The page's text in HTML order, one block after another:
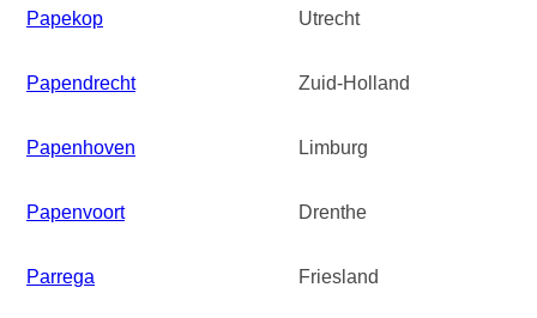
Papekop Utrecht
Papendrecht Zuid-Holland
Papenhoven Limburg
Papenvoort Drenthe
Parrega Friesland